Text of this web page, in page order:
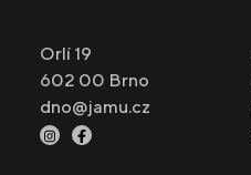
Orlí 19
602 00 Brno
dno@jamu.cz